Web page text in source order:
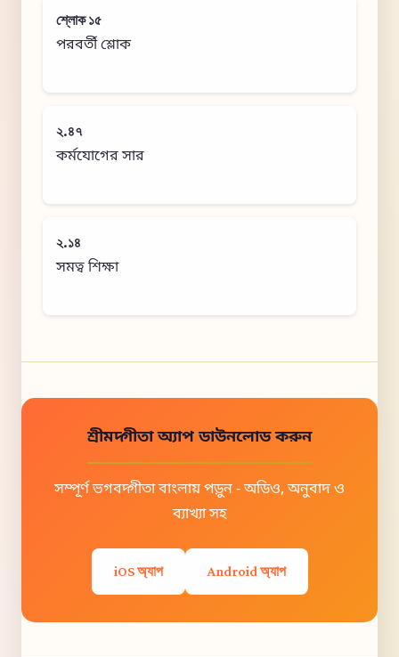
শ্লোক ১৫
পরবর্তী শ্লোক
২.৪৭
কর্মযোগের সার
২.১৪
সমত্ব শিক্ষা
শ্রীমদ্গীতা অ্যাপ ডাউনলোড করুন
সম্পূর্ণ ভগবদ্গীতা বাংলায় পড়ুন - অডিও, অনুবাদ ও
ব্যাখ্যা সহ
iOS অ্যাপ Android অ্যাপ